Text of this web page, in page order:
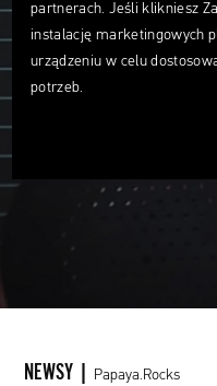
NEWSY | Papaya.Rocks
partnerach. Jeśli klikniesz
instalację marketingowych
urządzeniu w celu
potrzeb.